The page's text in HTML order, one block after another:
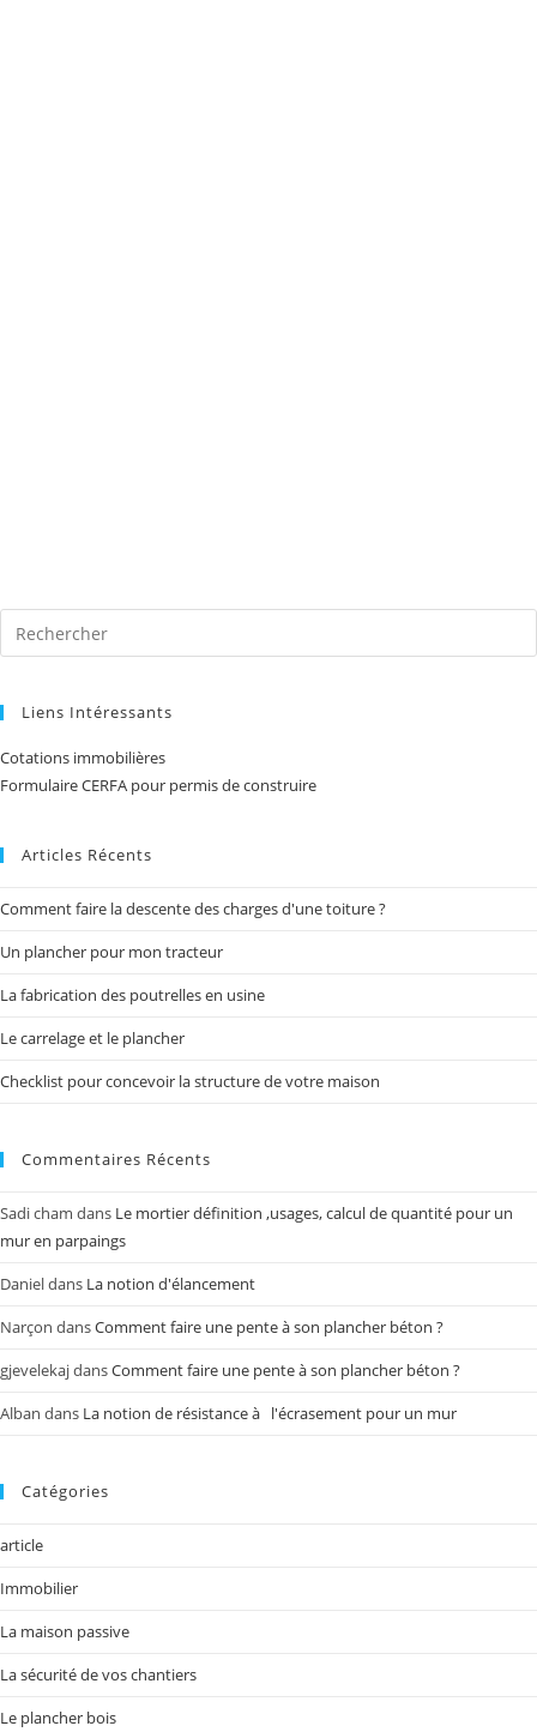
Liens Intéressants
Cotations immobilières
Formulaire CERFA pour permis de construire
Articles Récents
Comment faire la descente des charges d'une toiture ?
Un plancher pour mon tracteur
La fabrication des poutrelles en usine
Le carrelage et le plancher
Checklist pour concevoir la structure de votre maison
Commentaires Récents
Sadi cham dans Le mortier définition ,usages, calcul de quantité pour un
mur en parpaings
Danieldans La notion d'élancement
Narçon dansComment faire une pente à son plancher béton ?
gjevelekajdansComment faire une pente à son plancher béton ?
Alban dans La notion de résistance à l'écrasement pour un mur
Catégories
article
Immobilier
La maison passive
La sécurité de vos chantiers
Le plancher bois